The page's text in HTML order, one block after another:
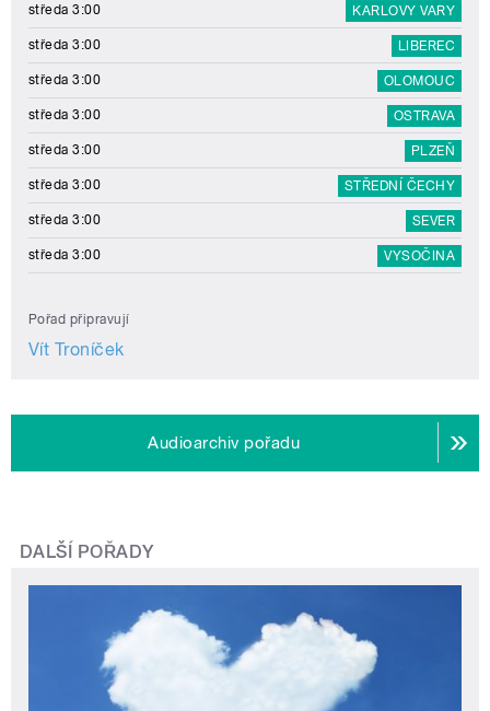
středa 3:00 KARLOVY VARY
středa 3:00 LIBEREC
středa 3:00 OLOMOUC
středa 3:00 OSTRAVA
středa 3:00 PLZEŇ
středa 3:00 STŘEDNÍ ČECHY
středa 3:00 SEVER
středa 3:00 VYSOČINA
Pořad připravují
Vít Troníček
Audioarchiv pořadu
DALŠÍ POŘADY